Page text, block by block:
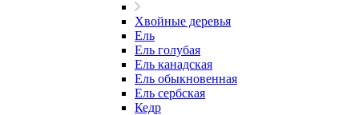
Хвойные деревья
Ель
Ель голубая
Ель канадская
Ель обыкновенная
Ель сербская
Кедр